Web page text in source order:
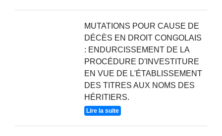
MUTATIONS POUR CAUSE DE
DÉCÈS EN DROIT CONGOLAIS
: ENDURCISSEMENT DE LA
PROCÉDURE D'INVESTITURE
EN VUE DE L'ÉTABLISSEMENT
DES TITRES AUX NOMS DES
HÉRITIERS.
Lire la suite